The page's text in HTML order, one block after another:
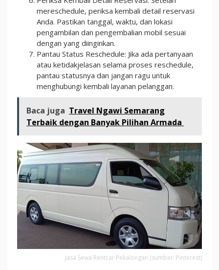
mereschedule, periksa kembali detail reservasi
Anda. Pastikan tanggal, waktu, dan lokasi
pengambilan dan pengembalian mobil sesuai
dengan yang diinginkan.
Pantau Status Reschedule: Jika ada pertanyaan
atau ketidakjelasan selama proses reschedule,
pantau statusnya dan jangan ragu untuk
menghubungi kembali layanan pelanggan.
Baca juga Travel Ngawi Semarang
Terbaik dengan Banyak Pilihan Armada
Jasa Sewa Rentcar Pekalongan (sumber: Pinterest)